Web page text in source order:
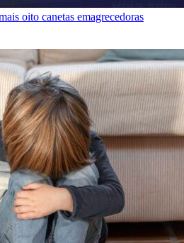
oito canetas emagrecedoras